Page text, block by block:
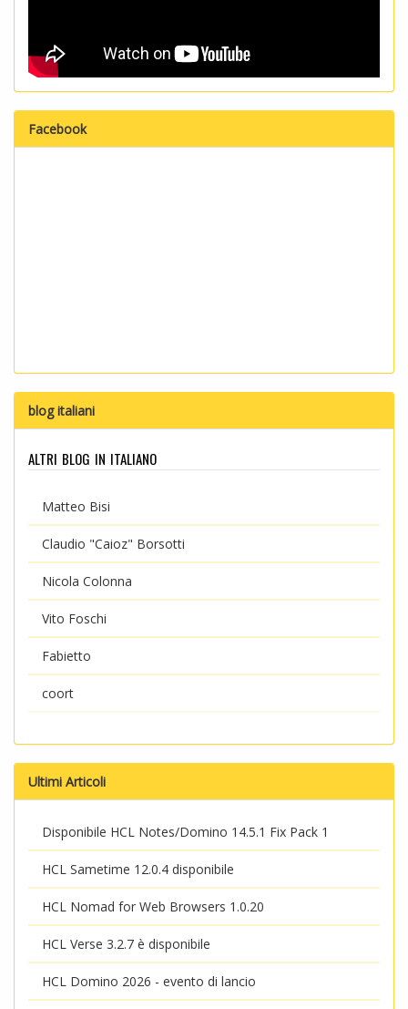
Facebook
blog italiani
altri blog in italiano
Matteo Bisi
Claudio "Caioz" Borsotti
Nicola Colonna
Vito Foschi
Fabietto
coort
Ultimi Articoli
Disponibile HCL Notes/Domino 14.5.1 Fix Pack 1
HCL Sametime 12.0.4 disponibile
HCL Nomad for Web Browsers 1.0.20
HCL Verse 3.2.7 è disponibile
HCL Domino 2026 - evento di lancio